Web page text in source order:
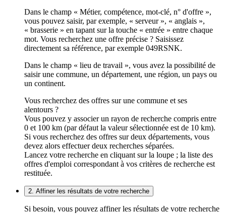
Dans le champ « Métier, compétence, mot-clé, n° d'offre »,
vous pouvez saisir, par exemple, « serveur », « anglais »,
« brasserie » en tapant sur la touche « entrée » entre chaque
mot. Vous recherchez une offre précise ? Saisissez
directement sa référence, par exemple 049RSNK.
Dans le champ « lieu de travail », vous avez la possibilité de
saisir une commune, un département, une région, un pays ou
un continent.
Vous recherchez des offres sur une commune et ses
alentours ?
Vous pouvez y associer un rayon de recherche compris entre
0 et 100 km (par défaut la valeur sélectionnée est de 10 km).
Si vous recherchez des offres sur deux départements, vous
devez alors effectuer deux recherches séparées.
Lancez votre recherche en cliquant sur la loupe ; la liste des
offres d'emploi correspondant à vos critères de recherche est
restituée.
2. Affiner les résultats de votre recherche
Si besoin, vous pouvez affiner les résultats de votre recherche